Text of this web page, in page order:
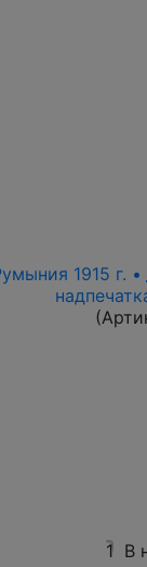
1915 г. •
1 В